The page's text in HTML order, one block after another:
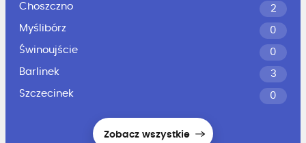
Choszczno
2
Myślibórz
0
Świnoujście
0
Barlinek
3
Szczecinek
0
Zobacz wszystkie